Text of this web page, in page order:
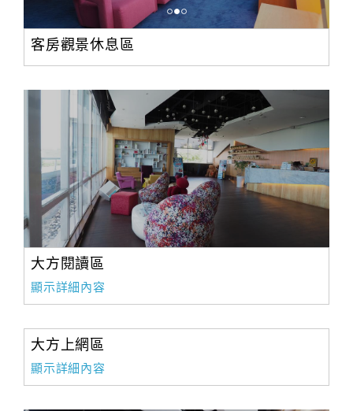
客房觀景休息區
大方閱讀區
顯示詳細內容
大方上網區
顯示詳細內容